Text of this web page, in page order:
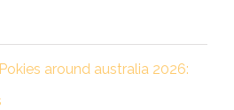
around australia 2026: